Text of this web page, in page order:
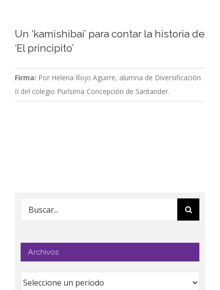
Un ‘kamishibai’ para contar la historia de
‘El principito’
Firma: Por Helena Rojo Aguirre, alumna de Diversificación
II del colegio Purísima Concepción de Santander.
Buscar:
Archivos